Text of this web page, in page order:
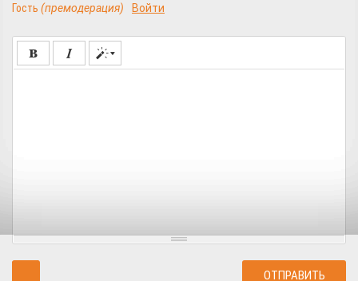
Гость (премодерация) Войти